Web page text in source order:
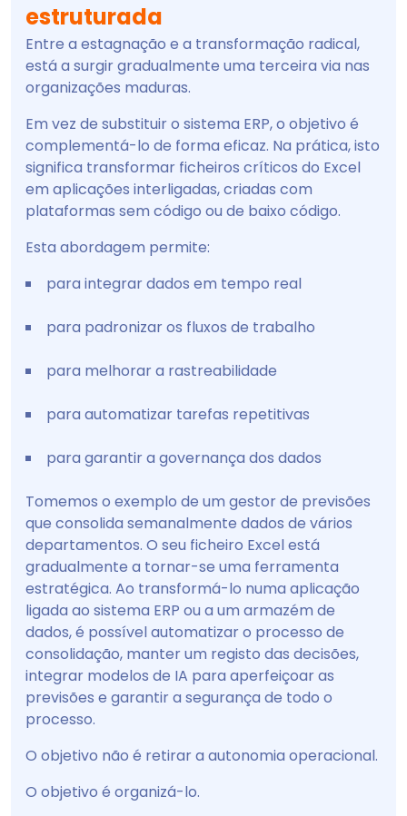
estruturada
Entre a estagnação e a transformação radical,
está a surgir gradualmente uma terceira via nas
organizações maduras.
Em vez de substituir o sistema ERP, o objetivo é
complementá-lo de forma eficaz. Na prática, isto
significa transformar ficheiros críticos do Excel
em aplicações interligadas, criadas com
plataformas sem código ou de baixo código.
Esta abordagem permite:
para integrar dados em tempo real
para padronizar os fluxos de trabalho
para melhorar a rastreabilidade
para automatizar tarefas repetitivas
para garantir a governança dos dados
Tomemos o exemplo de um gestor de previsões
que consolida semanalmente dados de vários
departamentos. O seu ficheiro Excel está
gradualmente a tornar-se uma ferramenta
estratégica. Ao transformá-lo numa aplicação
ligada ao sistema ERP ou a um armazém de
dados, é possível automatizar o processo de
consolidação, manter um registo das decisões,
integrar modelos de IA para aperfeiçoar as
previsões e garantir a segurança de todo o
processo.
O objetivo não é retirar a autonomia operacional.
O objetivo é organizá-lo.